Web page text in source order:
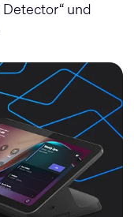
und